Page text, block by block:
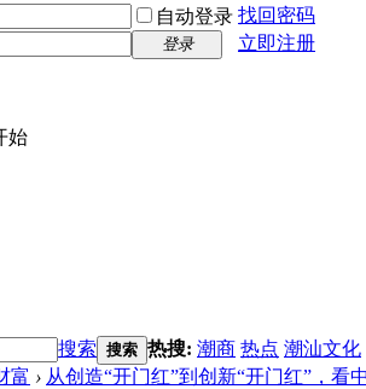
自动登录 找回密码
登录 立即注册
始
搜索 搜索 热搜: 潮商 热点 潮汕文化
富 › 从创造“开门红”到创新“开门红”，看